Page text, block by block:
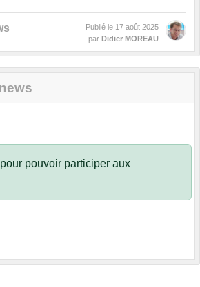
Publié le 17 août 2025
par Didier MOREAU
pour pouvoir participer aux